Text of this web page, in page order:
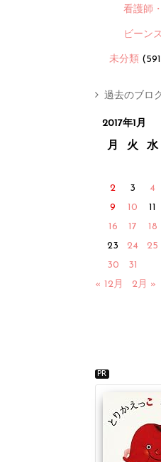
看護師
ビーン
未分類
過去のブロ
2017年1月
月 火 水
2
3 4
9
10 11
16
17 18
23
24 25
30
31
« 12月
2月 »
PR